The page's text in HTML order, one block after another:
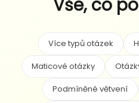
Vše, co
Více typů otázek
Maticové otázky
Podmíněné větvení